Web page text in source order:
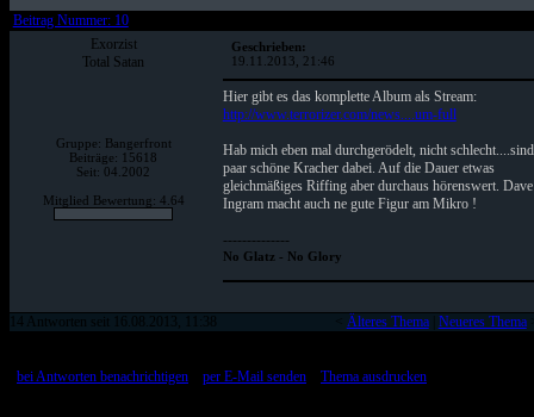
Beitrag Nummer: 10
Exorzist
Total Satan
Gruppe: Bangerfront
Beiträge: 15618
Seit: 04.2002
Mitglied Bewertung: 4.64
Geschrieben:
19.11.2013, 21:46
Hier gibt es das komplette Album als Stream:
http://www.terrorizer.com/news....um-full
Hab mich eben mal durchgerödelt, nicht schlecht....sind
paar schöne Kracher dabei. Auf die Dauer etwas
gleichmäßiges Riffing aber durchaus hörenswert. Dave
Ingram macht auch ne gute Figur am Mikro !
--------------
No Glatz - No Glory
14 Antworten seit 16.08.2013, 11:38 Älteres Thema| Neueres Thema
bei Antworten benachrichtigen:: per E-Mail senden:: Thema ausdrucken]